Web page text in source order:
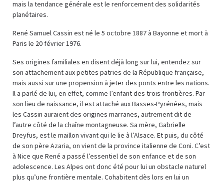
mais la tendance générale est le renforcement des solidarités
planétaires.
René Samuel Cassin est né le 5 octobre 1887 à Bayonne et mort à
Paris le 20 février 1976.
Ses origines familiales en disent déjà long sur lui, entendez sur
son attachement aux petites patries de la République française,
mais aussi sur une propension à jeter des ponts entre les nations.
Il a parlé de lui, en effet, comme l’enfant des trois frontières. Par
son lieu de naissance, il est attaché aux Basses-Pyrénées, mais
les Cassin auraient des origines marranes, autrement dit de
l’autre côté de la chaîne montagneuse. Sa mère, Gabrielle
Dreyfus, est le maillon vivant qui le lie à l’Alsace. Et puis, du côté
de son père Azaria, on vient de la province italienne de Coni. C’est
à Nice que René a passé l’essentiel de son enfance et de son
adolescence. Les Alpes ont donc été pour lui un obstacle naturel
plus qu’une frontière mentale. Cohabitent dès lors en lui un